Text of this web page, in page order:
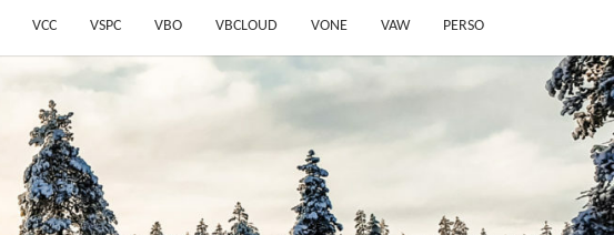
VCC VSPC VBO VBCLOUD VONE VAW PERSO